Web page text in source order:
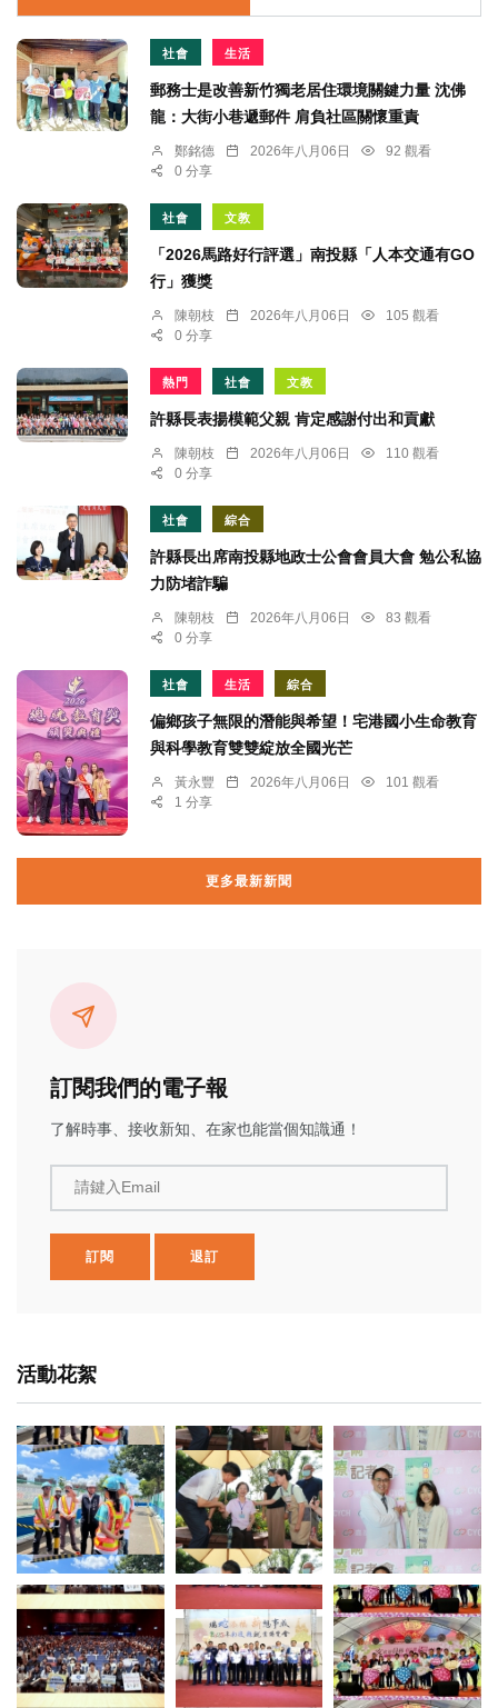
社會 生活
郵務士是改善新竹獨老居住環境關鍵力量 沈佛
龍：大街小巷遞郵件 肩負社區關懷重責
鄭銘德 2026年八月06日
92 觀看
0 分享
社會 文教
「2026馬路好行評選」南投縣「人本交通有GO
行」獲獎
陳朝枝 2026年八月06日
105 觀看
0 分享
熱門 社會 文教
許縣長表揚模範父親 肯定感謝付出和貢獻
陳朝枝 2026年八月06日
110 觀看
0 分享
社會 綜合
許縣長出席南投縣地政士公會會員大會 勉公私協
力防堵詐騙
陳朝枝 2026年八月06日
83 觀看
0 分享
社會 生活 綜合
偏鄉孩子無限的潛能與希望！宅港國小生命教育
與科學教育雙雙綻放全國光芒
黃永豐 2026年八月06日
101 觀看
1 分享
更多最新新聞
訂閱我們的電子報
了解時事、接收新知、在家也能當個知識通！
請鍵入Email
訂閱 退訂
活動花絮